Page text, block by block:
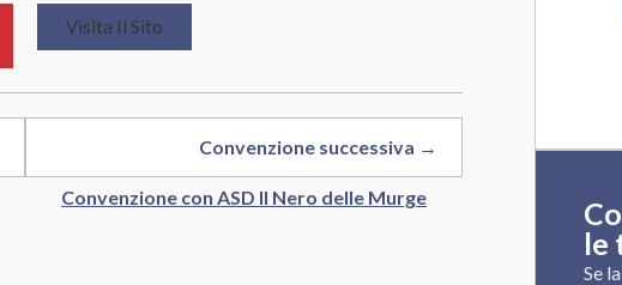
Visita Il Sito
Convenzione successiva →
Convenzione con ASD Il Nero delle Murge
le
Se